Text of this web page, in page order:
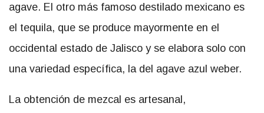
agave. El otro más famoso destilado mexicano es
el tequila, que se produce mayormente en el
occidental estado de Jalisco y se elabora solo con
una variedad específica, la del agave azul weber.
La obtención de mezcal es artesanal,